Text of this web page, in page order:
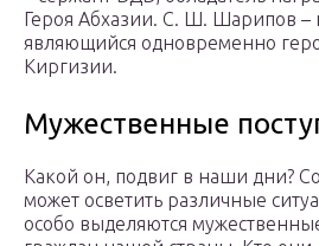
Героя Абхазии. С. Ш. Шарипов –
являющийся одновременно
Киргизии.
Мужественные
Какой он, подвиг в наши дни?
может осветить различные
особо выделяются